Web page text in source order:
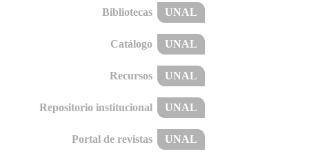
Bibliotecas UNAL
Catálogo UNAL
Recursos UNAL
Repositorio institucional UNAL
Portal de revistas UNAL